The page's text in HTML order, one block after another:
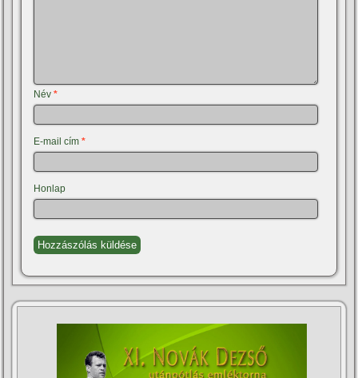
Név*
E-mail cím*
Honlap